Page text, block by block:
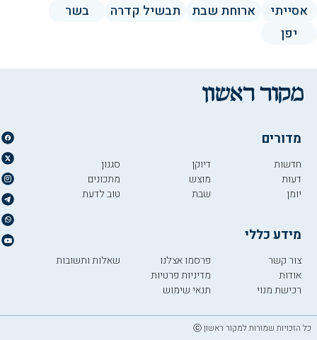
אסייתי ארוחת שבת תבשיל קדרה
בשר
יפן
מדורים
חדשות
דעות
יומן
דיוקן
מוצש
שבת
סגנון
מתכונים
טוב לדעת
מידע כללי
צור קשר
אודות
רכישת מנוי
פרסמו אצלנו
מדיניות פרטיות
תנאי שימוש
שאלות ותשובות
כל הזכויות שמורות למקור ראשון ⓒ